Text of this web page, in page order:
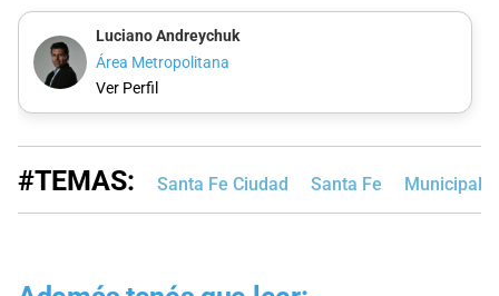
Luciano Andreychuk
Área Metropolitana
Ver Perfil
#TEMAS: Santa Fe Ciudad Santa Fe